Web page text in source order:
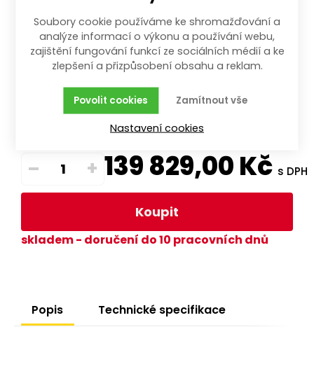
skladem -
doručení do 10
pracovních
– + 139 829,00Kč s DPH
Koupit
skladem - doručení do 10 pracovních dnů
Popis Technické specifikace
Soubory cookie používáme ke shromažďování a
analýze informací o výkonu a používání webu,
zajištění fungování funkcí ze sociálních médií a ke
zlepšení a přizpůsobení obsahu a reklam.
Zamítnout vše
Povolit cookies
Nastavení cookies